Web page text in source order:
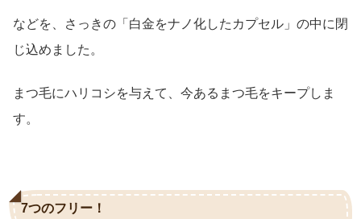
などを、さっきの「白金をナノ化したカプセル」の中に閉
じ込めました。
まつ毛にハリコシを与えて、今あるまつ毛をキープしま
す。
7つのフリー！